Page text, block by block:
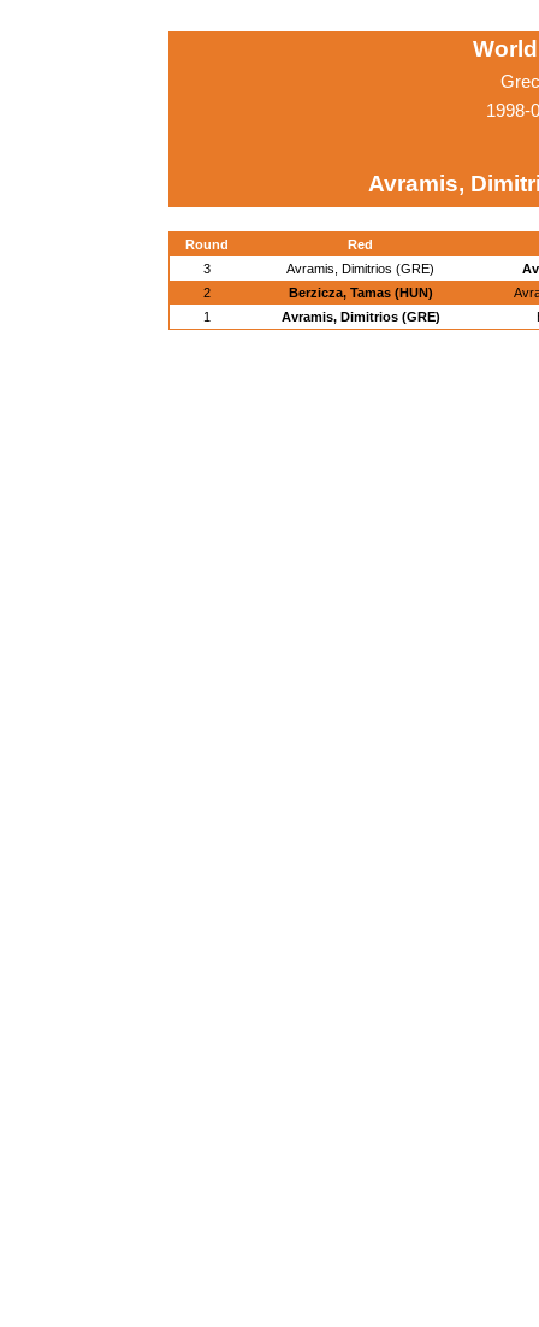
1998-
Avramis,
Round
Red
3
Avramis, Dimitrios (GRE)
2
Berzicza, Tamas (HUN)
1
Avramis, Dimitrios (GRE)